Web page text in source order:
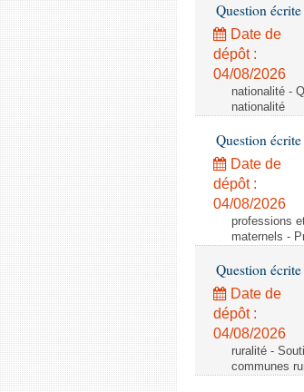
Question
Date de
dépôt :
04/08/2026
nationalité -
nationalité
Question
Date de
dépôt :
04/08/2026
professions
maternels -
Question
Date de
dépôt :
04/08/2026
ruralité -
communes